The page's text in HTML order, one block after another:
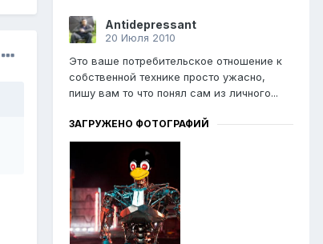
Antidepressant
20 Июля 2010
Это ваше потребительское отношение к
собственной технике просто ужасно,
пишу вам то что понял сам из личного...
ЗАГРУЖЕНО ФОТОГРАФИЙ